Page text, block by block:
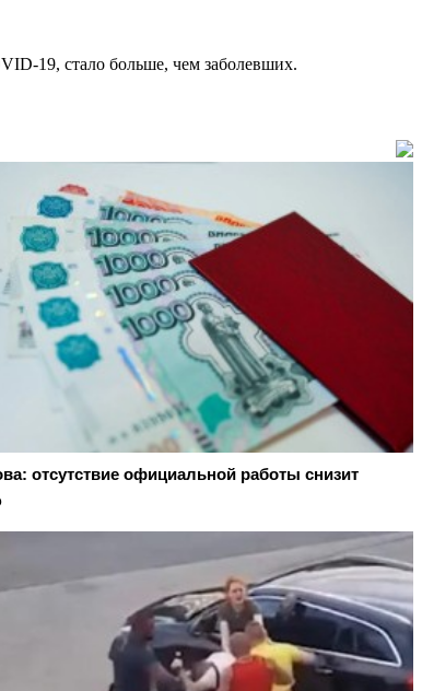
19, стало больше, чем заболевших.
отсутствие официальной работы снизит